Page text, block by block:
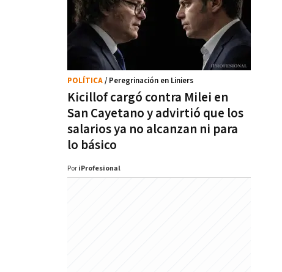
Kicillof cargó contra Milei en
San Cayetano y advirtió que los
salarios ya no alcanzan ni para
lo básico
POLÍTICA/ Peregrinación en Liniers
Por iProfesional